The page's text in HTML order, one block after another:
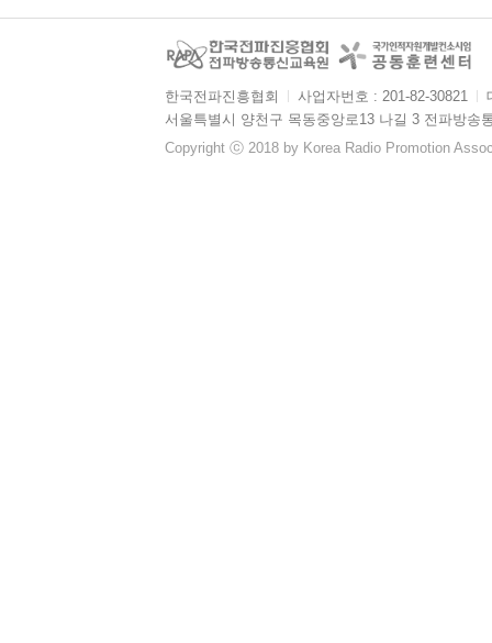
한국전파진흥협회 사업자번호 : 201-82-30821
서울특별시 양천구 목동중앙로13 나길 3 전파방송
Copyright ⓒ 2018 by Korea Radio Promotion